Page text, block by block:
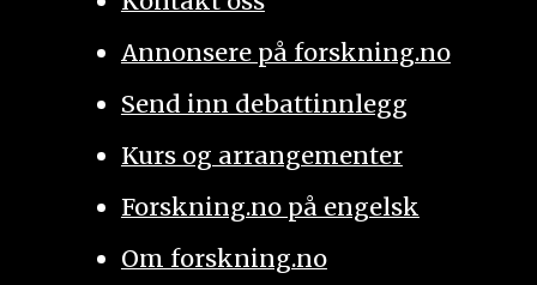
Annonsere på forskning.no
Send inn debattinnlegg
Kurs og arrangementer
Forskning.no på engelsk
Om forskning.no